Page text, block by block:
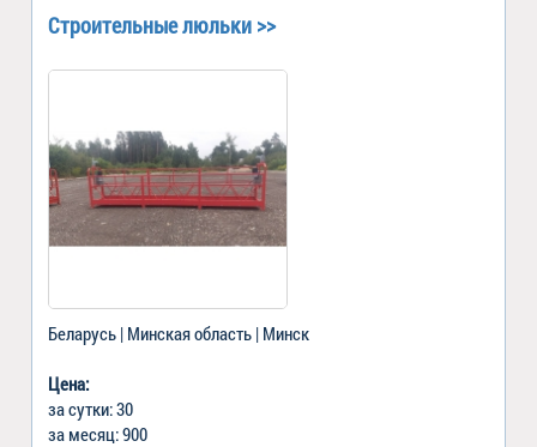
Строительные люльки >>
Беларусь | Минская область | Минск
Цена:
за сутки: 30
за месяц: 900